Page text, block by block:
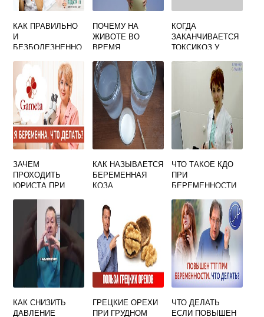
КАК ПРАВИЛЬНО
И
БЕЗБОЛЕЗНЕННО
РЕБЕНКА ОТ
ГРУДНОГО
ВСКАРМЛИВАНИЯ
ДО ГОДА
ПОЧЕМУ НА
ЖИВОТЕ ВО
ВРЕМЯ
РАСТУТ ВОЛОСЫ
КОГДА
ЗАКАНЧИВАЕТСЯ
ТОКСИКОЗ У
ЗАЧЕМ
ПРОХОДИТЬ
ЮРИСТА ПРИ
В ЖЕНСКОЙ
КОНСУЛЬТАЦИИ
КАК НАЗЫВАЕТСЯ
БЕРЕМЕННАЯ
КОЗА
ЧТО ТАКОЕ КДО
ПРИ
БЕРЕМЕННОСТИ
КАК СНИЗИТЬ
ДАВЛЕНИЕ
ГРЕЦКИЕ ОРЕХИ
ПРИ ГРУДНОМ
ЧТО ДЕЛАТЬ
ЕСЛИ ПОВЫШЕН